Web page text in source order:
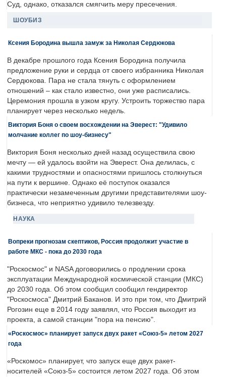
Суд, однако, отказался смягчить меру пресечения.
ШОУБИЗ
Ксения Бородина вышла замуж за Николая Сердюкова
В декабре прошлого года Ксения Бородина получила
предложение руки и сердца от своего избранника Николая
Сердюкова. Пара не стала тянуть с оформлением
отношений – как стало известно, они уже расписались.
Церемония прошла в узком кругу. Устроить торжество пара
планирует через несколько недель.
Виктория Боня о своем восхождении на Эверест: "Удивило
молчание коллег по шоу-бизнесу"
Виктория Боня несколько дней назад осуществила свою
мечту — ей удалось взойти на Эверест. Она делилась, с
какими трудностями и опасностями пришлось столкнуться
на пути к вершине. Однако её поступок оказался
практически незамеченным другими представителями шоу-
бизнеса, что неприятно удивило телезвезду.
НАУКА
Вопреки прогнозам скептиков, Россия продолжит участие в
работе МКС - пока до 2030 года
"Роскосмос" и NASA договорились о продлении срока
эксплуатации Международной космической станции (МКС)
до 2030 года. Об этом сообщил сообщил гендиректор
"Роскосмоса" Дмитрий Баканов. И это при том, что Дмитрий
Рогозин еще в 2014 году заявлял, что Россия выходит из
проекта, а самой станции "пора на пенсию".
«Роскосмос» планирует запуск двух ракет «Союз-5» летом 2027
года
«Роскомос» планирует, что запуск еще двух ракет-
носителей «Союз-5» состоится летом 2027 года. Об этом